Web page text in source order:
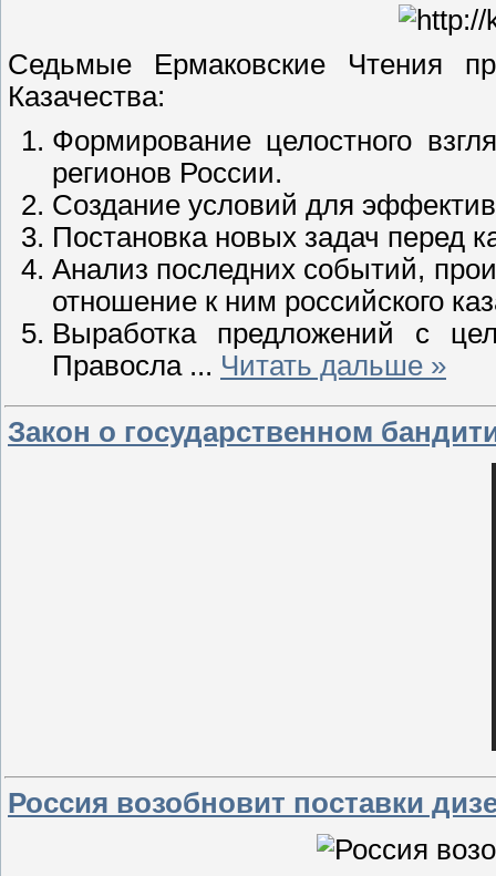
Седьмые Ермаковские Чтения
Казачества:
Формирование целостного
регионов России.
Создание условий для
Постановка новых задач перед
Анализ последних событий,
отношение к ним российского
Выработка предложений с
Правосла ... Читать дальше »
Закон о государственном
Россия возобновит поставки